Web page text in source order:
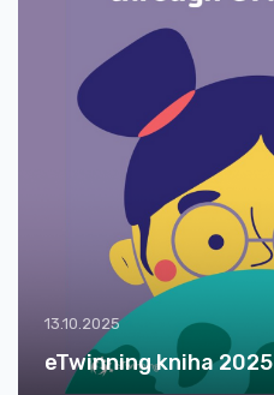
13.10.2025
eTwinning kniha 2025